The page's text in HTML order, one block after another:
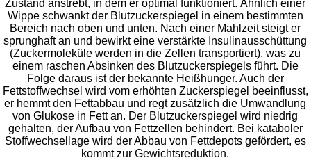
Zustand anstrebt, in dem er optimal funktioniert. Ähnlich einer
Wippe schwankt der Blutzuckerspiegel in einem bestimmten
Bereich nach oben und unten. Nach einer Mahlzeit steigt er
sprunghaft an und bewirkt eine verstärkte Insulinausschüttung
(Zuckermoleküle werden in die Zellen transportiert), was zu
einem raschen Absinken des Blutzuckerspiegels führt. Die
Folge daraus ist der bekannte Heißhunger. Auch der
Fettstoffwechsel wird vom erhöhten Zuckerspiegel beeinflusst,
er hemmt den Fettabbau und regt zusätzlich die Umwandlung
von Glukose in Fett an. Der Blutzuckerspiegel wird niedrig
gehalten, der Aufbau von Fettzellen behindert. Bei kataboler
Stoffwechsellage wird der Abbau von Fettdepots gefördert, es
kommt zur Gewichtsreduktion.